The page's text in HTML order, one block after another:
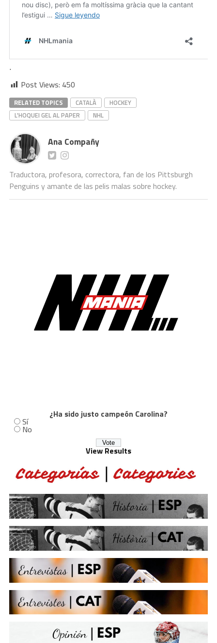
.
Post Views: 450
RELATED TOPICS CATALÀ
HOCKEY
L'HOQUEI GEL AL PAPER
NHL
Ana Compañy
Traductora, profesora, correctora, fan de los Pittsburgh
Penguins y amante de las pelis malas sobre hockey.
¿Ha sido justo campeón Carolina?
Sí
No
View Results